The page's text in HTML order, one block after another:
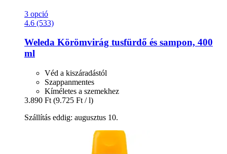
3 opció
4.6 (533)
Weleda Körömvirág tusfürdő és sampon, 400
ml
Véd a kiszáradástól
Szappanmentes
Kíméletes a szemekhez
3.890 Ft (9.725 Ft / l)
Szállítás eddig: augusztus 10.